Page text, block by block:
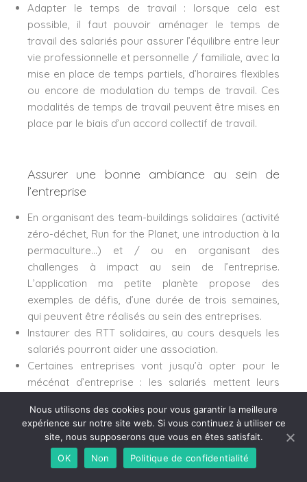
Adapter le temps de travail : lorsque cela est
possible, il faut pouvoir aménager le temps de
travail des salariés pour assurer l’équilibre entre leur
vie professionnelle et personnelle / familiale, avec la
mise en place de temps partiels, d’horaires flexibles
ou encore de modulation du temps de travail. Ces
modalités de temps de travail peuvent être mises en
place par le biais d’un accord collectif de travail.
Assurer une bonne ambiance au sein de
l’entreprise
En organisant des team-buildings solidaires (activité
zéro-déchet, Run for the Planet, une introduction à la
permaculture…) et / ou en organisant des
challenges à impact au sein de l’entreprise.
L’application ma petite planète propose des
exemples de défis, d’une durée de trois semaines,
qui peuvent être réalisés au sein des entreprises.
Instaurer des RTT solidaires, au cours desquels les
salariés pourront aider une association.
Certaines entreprises vont jusqu’à opter pour le
mécénat d’entreprise : les salariés mettent leurs
général, sur leur temps de travail et sont rémunérés
pour se faire.
Pour les salariés, cela leur permet de s’engager
Nous utilisons des cookies pour vous garantir la meilleure
expérience sur notre site web. Si vous continuez à utiliser ce
site, nous supposerons que vous en êtes satisfait.
OK
Non Politique de confidentialité